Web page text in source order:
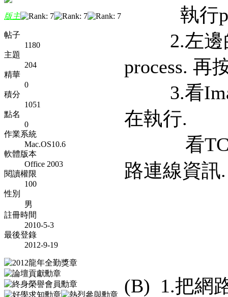
版主
帖子
1180
主題
204
精華
0
積分
1051
點名
0
作業系統
Mac.OS10.6
軟體版本
Office 2003
閱讀權限
100
性別
男
註冊時間
2010-5-3
最後登錄
2012-9-19
執行
2.左邊的
process. 再
3.看
在執行.
看TCP/
路連線資訊.
(B) 1.把網